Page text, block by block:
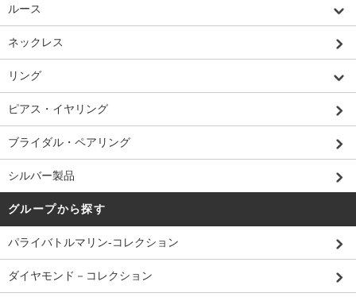
ルース
ネックレス
リング
ピアス・イヤリング
ブライダル・ペアリング
シルバー製品
グループから探す
パライバトルマリン-コレクション
ダイヤモンド－コレクション